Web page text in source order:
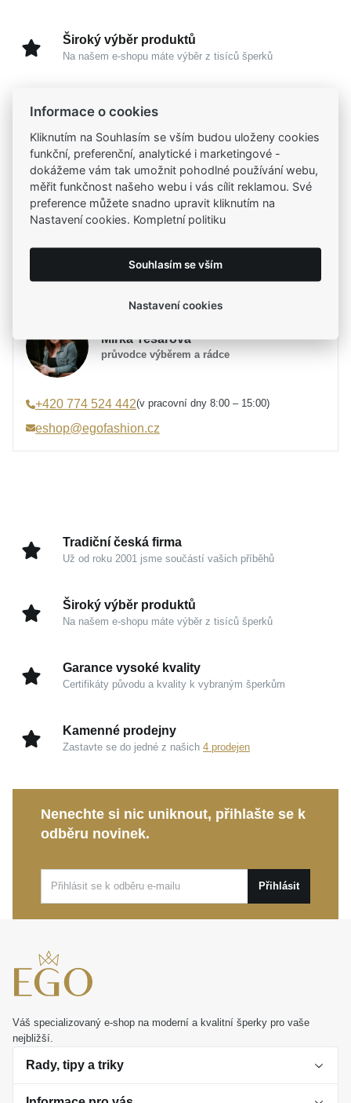
Široký výběr produktů
Na našem e-shopu máte výběr z tisíců šperků
Certifikáty původu a kvality k vybraným šperkům
Kamenné prodejny
Zastavte se do jedné z našich4 prodejen
Parametry
Kolekce
RAINBOW
Určení
Typ prstenu
Na ruku
Osazení
Specifikace kamene
Zirkon syntetický, Perla
Velikost prstenu
57
Mirka Tesařová
průvodce výběrem a rádce
+420 774 524 442(v pracovní dny 8:00 – 15:00)
eshop@egofashion.cz
Tradiční česká firma
Už od roku 2001 jsme součástí vašich příběhů
Široký výběr produktů
Na našem e-shopu máte výběr z tisíců šperků
Garance vysoké kvality
Certifikáty původu a kvality k vybraným šperkům
Kamenné prodejny
Zastavte se do jedné z našich 4 prodejen
Nenechte si nic uniknout, přihlašte se k
odběru novinek.
Přihlásit
Váš specializovaný e-shop na moderní a kvalitní šperky pro vaše
nejbližší.
Rady, tipy a triky
Informace o cookies
Kliknutím na Souhlasím se vším budou uloženy cookies
funkční, preferenční, analytické i marketingové -
dokážeme vám tak umožnit pohodlné používání webu,
měřit funkčnost našeho webu i vás cílit reklamou. Své
preference můžete snadno upravit kliknutím na
Nastavení cookies. Kompletní politiku
Souhlasím se vším
Nastavení cookies